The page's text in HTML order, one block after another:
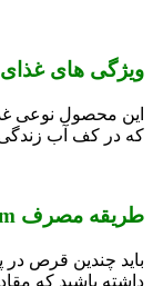
ویژگی های
این محصول نوعی
که در کف آب
طریقه مصرف Tablets Bottom :
داشته باشید که